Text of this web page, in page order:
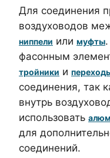
Для соединения
воздуховодов
ниппели или муфты
фасонным
тройники и
соединения, так
внутрь
использовать
для
соединений.